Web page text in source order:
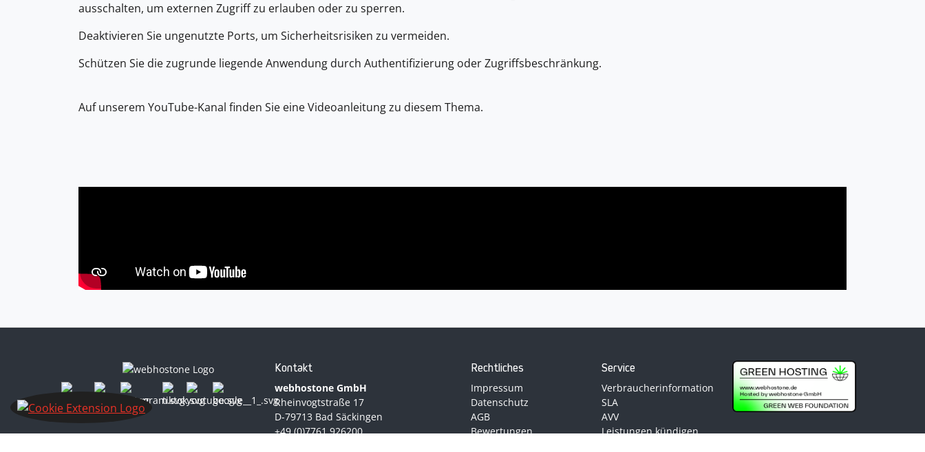
ausschalten, um externen Zugriff zu erlauben oder zu sperren.
Deaktivieren Sie ungenutzte Ports, um Sicherheitsrisiken zu vermeiden.
Schützen Sie die zugrunde liegende Anwendung durch Authentifizierung oder Zugriffsbeschränkung.
Auf unserem YouTube-Kanal finden Sie eine Videoanleitung zu diesem Thema.
Kontakt
webhostone GmbH
Rheinvogtstraße 17
D-79713 Bad Säckingen
+49 (0)7761 926200
Rechtliches
Impressum
Datenschutz
AGB
Bewertungen
Service
Verbraucherinformation
SLA
AVV
Leistungen kündigen